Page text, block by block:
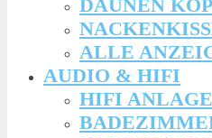
DAUNEN
ALLE
AUDIO & HIFI
HIFI